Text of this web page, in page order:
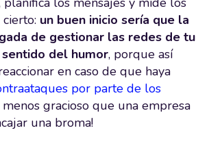
un buen inicio sería que la
de gestionar las redes de tu
del humor, porque así
en caso de que haya
por parte de los
menos gracioso que una empresa
una broma!